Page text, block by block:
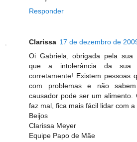
Responder
Clarissa 17 de dezembro de
Oi Gabriela, obrigada pela sua
que a intolerância da sua
corretamente! Existem pessoas
com problemas e não
causador pode ser um
faz mal, fica mais fácil lidar com a
Beijos
Clarissa Meyer
Equipe Papo de Mãe